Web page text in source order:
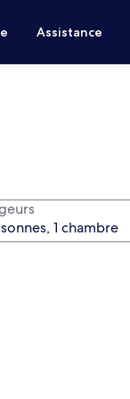
Assistance